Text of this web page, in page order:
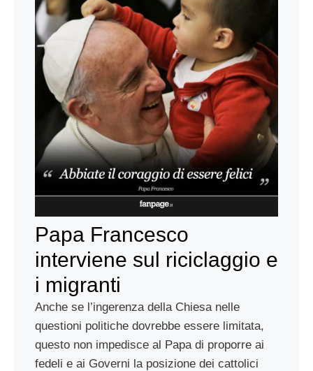
Papa Francesco
interviene sul riciclaggio e
i migranti
Anche se l’ingerenza della Chiesa nelle
questioni politiche dovrebbe essere limitata,
questo non impedisce al Papa di proporre ai
fedeli e ai Governi la posizione dei cattolici